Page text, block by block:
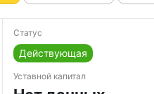
Статус
Действующая
Уставной капитал